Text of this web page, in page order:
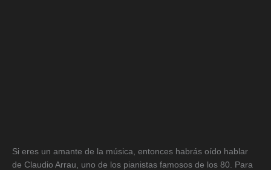
Si eres un amante de la música, entonces habrás oído hablar
de Claudio Arrau, uno de los pianistas famosos de los 80. Para